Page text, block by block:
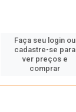
Faça seu login ou
cadastre-se para
ver preços e
comprar